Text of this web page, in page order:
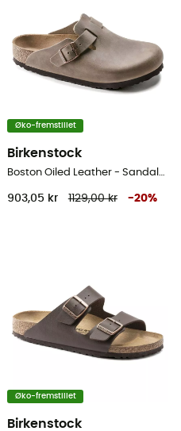
Øko-fremstillet
Birkenstock
Boston Oiled Leather - Sandaler
903,05 kr 1129,00 kr -20%
Øko-fremstillet
Birkenstock